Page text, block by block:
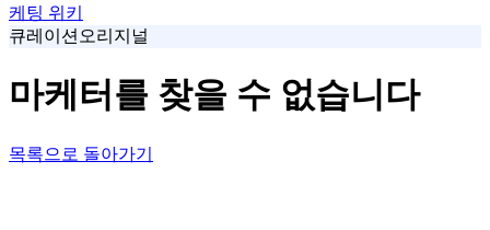
케팅 위키
큐레이션 오리지널
마케터를 찾을 수 없습니다
목록으로 돌아가기